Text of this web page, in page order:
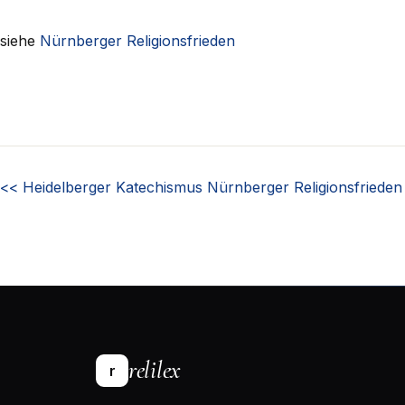
siehe Nürnberger Religionsfrieden
<< Heidelberger Katechismus Nürnberger
r relilex